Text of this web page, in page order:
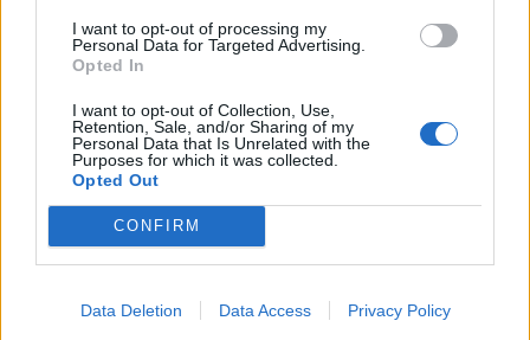
I want to opt-out of processing my
Personal Data for Targeted Advertising.
Opted In
I want to opt-out of Collection, Use,
Retention, Sale, and/or Sharing of my
Personal Data that Is Unrelated with the
Purposes for which it was collected.
Opted Out
CONFIRM
Data Deletion Data Access Privacy Policy
υπηρεσίες που έχουν την ευθύνη του Τομέα
Βορειοανατολικής Αττικής, προκειμένου να
ενισχυθεί περαιτέρω το αίσθημα ασφάλειας των
κατοίκων. Οι συμμετέχοντες δεσμεύτηκαν για τη
συνέχιση της στενής συνεργασίας και τη
διοργάνωση νέας συνάντησης το προσεχές
διάστημα.
Πολίτη και Ελληνικής Αστυνομίας συμμετείχαν: